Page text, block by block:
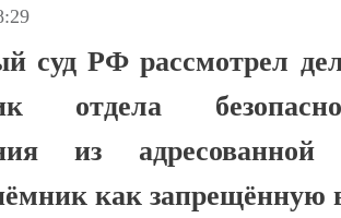
суд РФ рассмотрел
отдела
из
как